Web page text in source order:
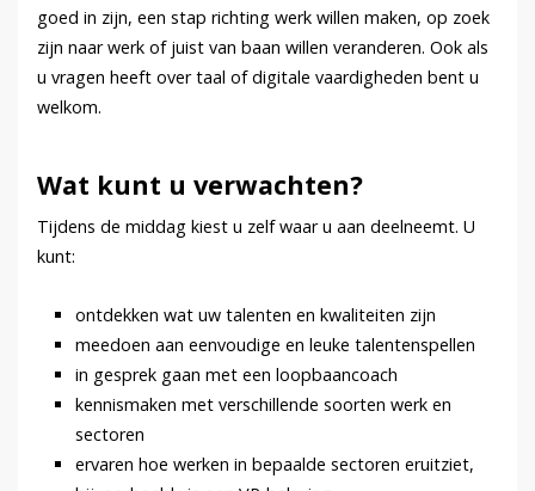
goed in zijn, een stap richting werk willen maken, op zoek
zijn naar werk of juist van baan willen veranderen. Ook als
u vragen heeft over taal of digitale vaardigheden bent u
welkom.
Wat kunt u verwachten?
Tijdens de middag kiest u zelf waar u aan deelneemt. U
kunt:
ontdekken wat uw talenten en kwaliteiten zijn
meedoen aan eenvoudige en leuke talentenspellen
in gesprek gaan met een loopbaancoach
kennismaken met verschillende soorten werk en
sectoren
ervaren hoe werken in bepaalde sectoren eruitziet,